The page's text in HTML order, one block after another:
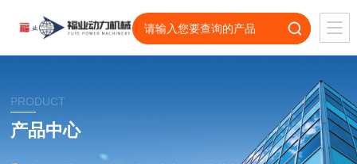
PRODUCT
产品中心